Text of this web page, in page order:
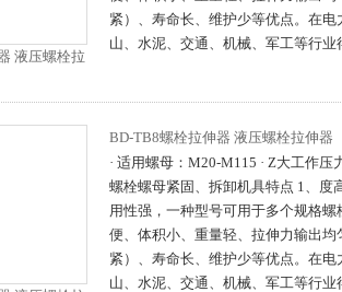
紧）、寿命长、维护少等优点。在
山、水泥、交通、机械、军工等行
BD-TB8螺栓拉伸器 液压螺栓拉伸器
· 适用螺母：M20-M115 · Z大工作压
螺栓螺母紧固、拆卸机具特点 1、度
用性强，一种型号可用于多个规格
便、体积小、重量轻、拉伸力输出
紧）、寿命长、维护少等优点。在
山、水泥、交通、机械、军工等行